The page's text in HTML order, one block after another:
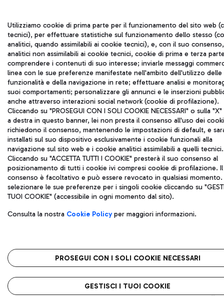
Utilizziamo cookie di prima parte per il funzionamento del sito web
tecnici), per effettuare statistiche sul funzionamento dello stesso
analitici, quando assimilabili ai cookie tecnici), e, con il suo
analitici non assimilabili ai cookie tecnici, cookie di prima e terza
comprendere i contenuti di suo interesse; inviarle messaggi
linea con le sue preferenze manifestate nell'ambito dell'utilizzo delle
funzionalità e della navigazione in rete; effettuare analisi e
suoi comportamenti; personalizzare gli annunci e le inserzioni
anche attraverso interazioni social network (cookie di profilazione).
Cliccando su "PROSEGUI CON I SOLI COOKIE NECESSARI" o sulla
a destra in questo banner, lei non presta il consenso all'uso dei
richiedono il consenso, mantenendo le impostazioni di default, e
installati sul suo dispositivo esclusivamente i cookie funzionali alla
navigazione sul sito web e i cookie analitici assimilabili a quelli tecnici.
Cliccando su "ACCETTA TUTTI I COOKIE" presterà il suo consenso al
posizionamento di tutti i cookie ivi compresi cookie di profilazione. Il
consenso è facoltativo e può essere revocato in qualsiasi
selezionare le sue preferenze per i singoli cookie cliccando su
TUOI COOKIE" (accessibile in ogni momento dal sito).
Consulta la nostra Cookie Policyper maggiori informazioni.
PROSEGUI CON I SOLI COOKIE NECESSARI
GESTISCI I TUOI COOKIE